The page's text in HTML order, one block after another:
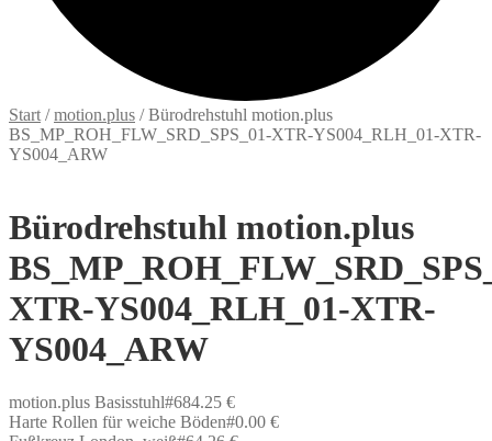
Start /motion.plus /Bürodrehstuhl motion.plus
BS_MP_ROH_FLW_SRD_SPS_01-XTR-YS004_RLH_01-XTR-
YS004_ARW
Bürodrehstuhl motion.plus
XTR-YS004_RLH_01-XTR-
YS004_ARW
motion.plus Basisstuhl#684.25 €
Harte Rollen für weiche Böden#0.00 €